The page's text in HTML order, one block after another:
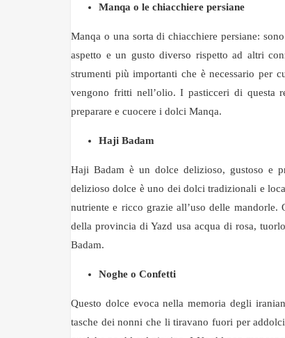
Manqa o le chiacchiere persiane
Manqa o una sorta di chiacchiere persiane:
aspetto e un gusto diverso rispetto ad altri
strumenti più importanti che è necessario per
vengono fritti nell’olio. I pasticceri di questa
preparare e cuocere i dolci Manqa.
Haji Badam
Haji Badam è un dolce delizioso, gustoso e
delizioso dolce è uno dei dolci tradizionali e
nutriente e ricco grazie all’uso delle mandorle.
della provincia di Yazd usa acqua di rosa,
Badam.
Noghe o Confetti
Questo dolce evoca nella memoria degli
tasche dei nonni che li tiravano fuori per